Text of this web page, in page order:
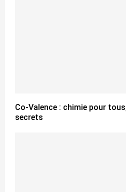
Co-Valence : chimie pour
secrets